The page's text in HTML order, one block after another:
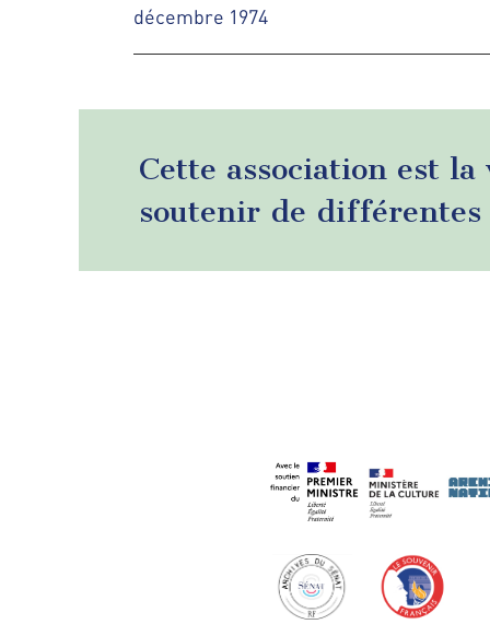
décembre 1974
Cette association est
soutenir de différentes